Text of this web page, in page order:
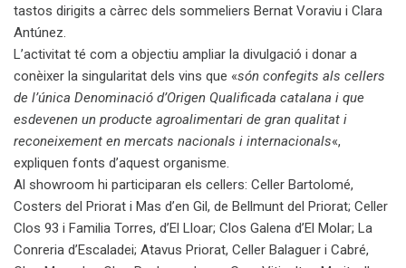
tastos dirigits a càrrec dels sommeliers Bernat Voraviu i Clara
Antúnez.
L’activitat té com a objectiu ampliar la divulgació i donar a
conèixer la singularitat dels vins que «són confegits als cellers
de l’única Denominació d’Origen Qualificada catalana i que
esdevenen un producte agroalimentari de gran qualitat i
reconeixement en mercats nacionals i internacionals«,
expliquen fonts d’aquest organisme.
Al showroom hi participaran els cellers: Celler Bartolomé,
Costers del Priorat i Mas d’en Gil, de Bellmunt del Priorat; Celler
Clos 93 i Familia Torres, d’El Lloar; Clos Galena d’El Molar; La
Conreria d’Escaladei; Atavus Priorat, Celler Balaguer i Cabré,